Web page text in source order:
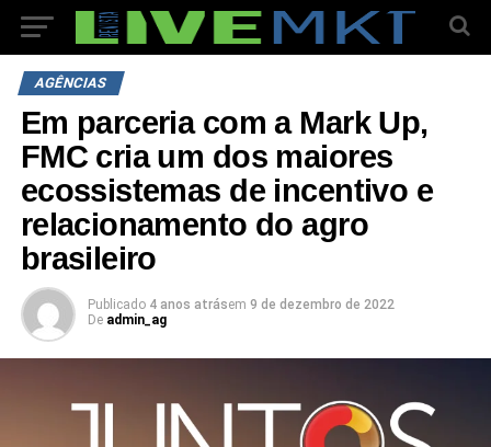
AGÊNCIAS
Em parceria com a Mark Up,
FMC cria um dos maiores
ecossistemas de incentivo e
relacionamento do agro
brasileiro
Publicado 4 anos atrásem 9 de dezembro de 2022
De admin_ag